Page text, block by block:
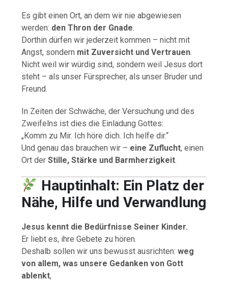
Es gibt einen Ort, an dem wir nie abgewiesen
werden: den Thron der Gnade.
Dorthin dürfen wir jederzeit kommen – nicht mit
Angst, sondern mit Zuversicht und Vertrauen.
Nicht weil wir würdig sind, sondern weil Jesus dort
steht – als unser Fürsprecher, als unser Bruder und
Freund.
In Zeiten der Schwäche, der Versuchung und des
Zweifelns ist dies die Einladung Gottes:
„Komm zu Mir. Ich höre dich. Ich helfe dir.“
Und genau das brauchen wir – eine Zuflucht, einen
Ort derStille, Stärke und Barmherzigkeit.
Hauptinhalt: Ein Platz der
Nähe, Hilfe und Verwandlung
Jesus kennt die Bedürfnisse Seiner Kinder.
Er liebt es, ihre Gebete zu hören.
Deshalb sollen wir uns bewusst ausrichten:weg
von allem, was unsere Gedanken von Gott
ablenkt,